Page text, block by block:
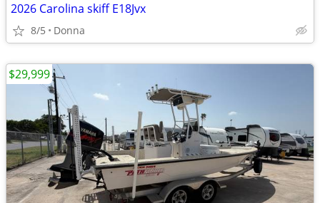
2026 Carolina skiff E18Jvx
8/5 Donna
$29,999